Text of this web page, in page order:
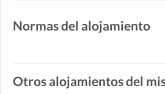
Normas del alojamiento
Otros alojamientos del